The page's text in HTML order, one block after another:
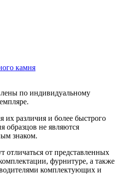
камня
по индивидуальному
различия и более быстрого
образцов не являются
знаком.
отличаться от представленных
фурнитуре, а также
комплектующих и